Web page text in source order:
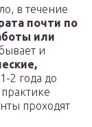
в течение
почти по
или
и
2 года до
проходят